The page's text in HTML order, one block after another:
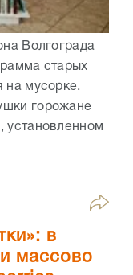
Волгограда
старых
на мусорке.
горожане
установленном
в
массово